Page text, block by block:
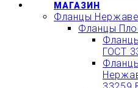
МАГАЗИН
Фланцы
Фланцы
ГОСТ